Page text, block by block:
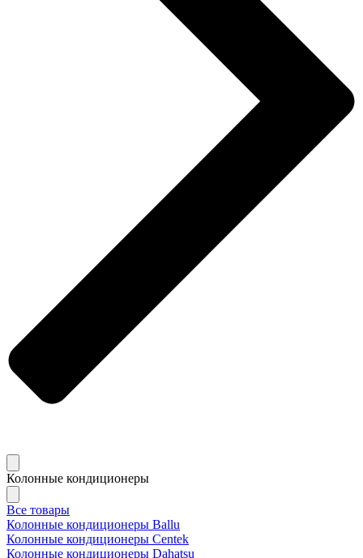
Колонные кондиционеры
Все товары
Колонные кондиционеры Ballu
Колонные кондиционеры Centek
Колонные кондиционеры Dahatsu